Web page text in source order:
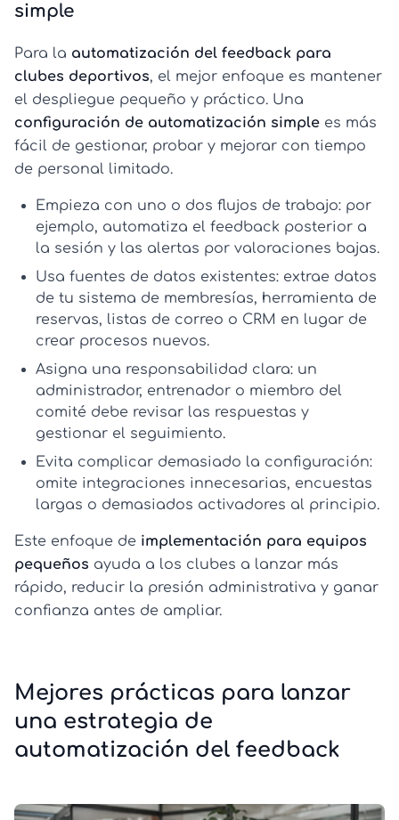
simple
Para la automatización del feedback para
clubes deportivos, el mejor enfoque es mantener
el despliegue pequeño y práctico. Una
configuración de automatización simple es más
fácil de gestionar, probar y mejorar con tiempo
de personal limitado.
Empieza con uno o dos flujos de trabajo: por
ejemplo, automatiza el feedback posterior a
la sesión y las alertas por valoraciones bajas.
Usa fuentes de datos existentes: extrae datos
de tu sistema de membresías, herramienta de
reservas, listas de correo o CRM en lugar de
crear procesos nuevos.
Asigna una responsabilidad clara: un
administrador, entrenador o miembro del
comité debe revisar las respuestas y
gestionar el seguimiento.
Evita complicar demasiado la configuración:
omite integraciones innecesarias, encuestas
largas o demasiados activadores al principio.
Este enfoque de implementación para equipos
pequeños ayuda a los clubes a lanzar más
rápido, reducir la presión administrativa y ganar
confianza antes de ampliar.
Mejores prácticas para lanzar
una estrategia de
automatización del feedback